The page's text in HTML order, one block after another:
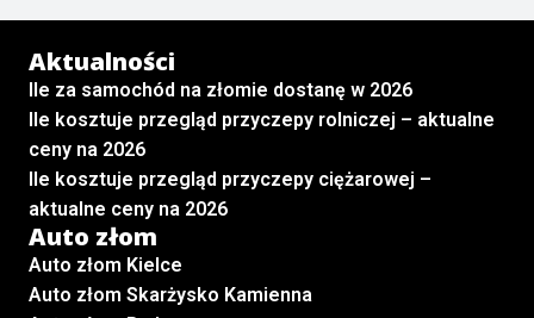
Aktualności
Ile za samochód na złomie dostanę w 2026
Ile kosztuje przegląd przyczepy rolniczej – aktualne
ceny na 2026
Ile kosztuje przegląd przyczepy ciężarowej –
aktualne ceny na 2026
Auto złom
Auto złom Kielce
Auto złom Skarżysko Kamienna